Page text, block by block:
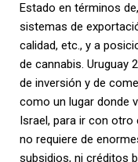
Estado en términos
sistemas de
calidad, etc., y a
de cannabis. Uruguay
de inversión y de
como un lugar donde
Israel, para ir con
no requiere de
subsidios, ni créditos